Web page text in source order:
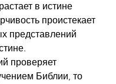
в истине
проистекает
представлений
проверяет
Библии, то